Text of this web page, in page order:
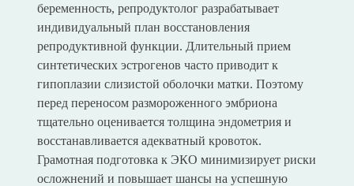
беременность, репродуктолог разрабатывает
индивидуальный план восстановления
репродуктивной функции. Длительный прием
синтетических эстрогенов часто приводит к
гипоплазии слизистой оболочки матки. Поэтому
перед переносом размороженного эмбриона
тщательно оценивается толщина эндометрия и
восстанавливается адекватный кровоток.
Грамотная подготовка к ЭКО минимизирует риски
осложнений и повышает шансы на успешную